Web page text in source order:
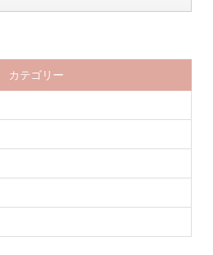
カテゴリー